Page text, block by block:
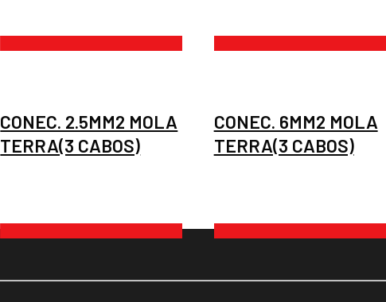
CONEC. 2.5MM2 MOLA
TERRA(3 CABOS)
CONEC. 6MM2 MOLA
TERRA(3 CABOS)